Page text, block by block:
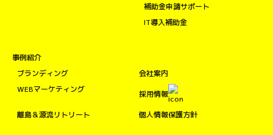
補助金申請サポート
IT導入補助金
事例紹介
ブランディング
WEBマーケティング
離島＆源流リトリート
会社案内
採用情報
個人情報保護方針